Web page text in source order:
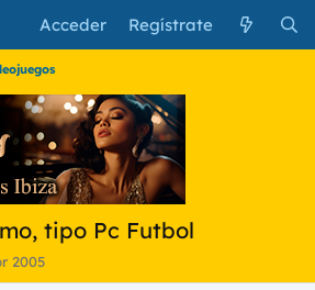
Acceder Regístrate
tipo Pc Futbol
2005